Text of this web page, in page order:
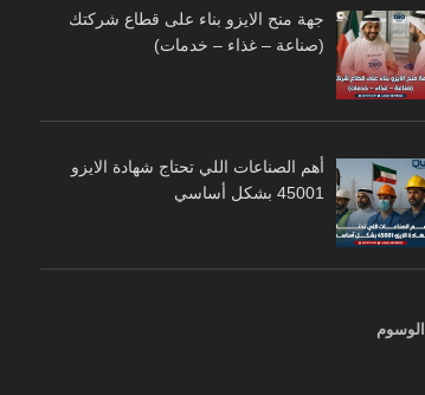
جهة منح الايزو بناء على قطاع شركتك
(صناعة – غذاء – خدمات)
أهم الصناعات اللي تحتاج شهادة الايزو
45001 بشكل أساسي
الوسوم